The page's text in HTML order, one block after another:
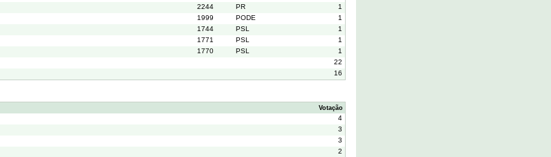
2244 PR
1
1999 PODE
1
1744 PSL
1
1771 PSL
1
1770 PSL
1
22
16
Votação
4
3
3
2